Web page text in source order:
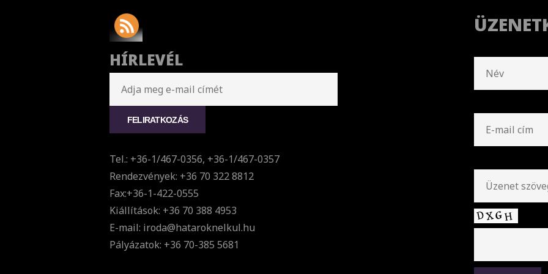
HÍRLEVÉL
Tel.: +36-1/467-0356, +36-1/467-0357
Rendezvények: +36 70 322 8812
Fax:+36-1-422-0555
Kiállítások: +36 70 388 4953
E-mail: iroda@hataroknelkul.hu
Pályázatok: +36 70-385 5681